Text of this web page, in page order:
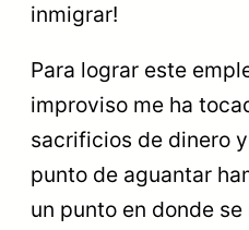
inmigrar!
Para lograr este
improviso me ha
sacrificios de dinero
punto de aguantar
un punto en donde